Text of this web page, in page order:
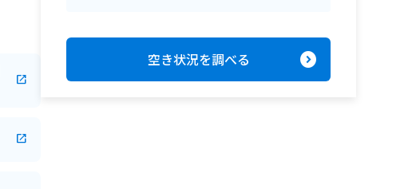
open_in_new
open_in_new
空き状況を調べる expand_circle_right